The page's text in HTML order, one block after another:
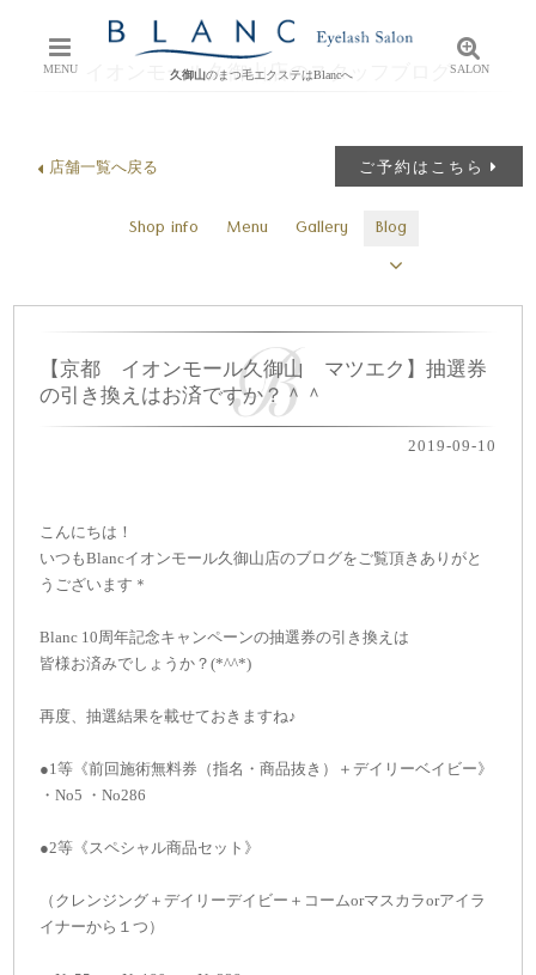
MENU 久御山のまつ毛エクステはBlancへ SALON
イオンモール久御山店のスタッフブログ
ご予約はこちら
店舗一覧へ戻る
Shop info Menu Gallery Blog
【京都 イオンモール久御山 マツエク】抽選券
の引き換えはお済ですか？＾＾
2019-09-10
こんにちは！
いつもBlancイオンモール久御山店のブログをご覧頂きありがと
うございます＊
Blanc 10周年記念キャンペーンの抽選券の引き換えは
皆様お済みでしょうか？(*^^*)
再度、抽選結果を載せておきますね♪
●1等《前回施術無料券（指名・商品抜き）＋デイリーベイビー》
・No5 ・No286
●2等《スペシャル商品セット》
（クレンジング＋デイリーデイビー＋コームorマスカラorアイラ
イナーから１つ）